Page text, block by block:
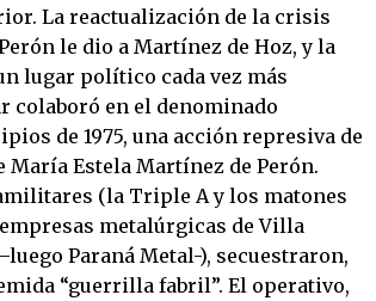
La reactualización de la crisis
le dio a Martínez de Hoz, y la
lugar político cada vez más
colaboró en el denominado
de 1975, una acción represiva de
Estela Martínez de Perón.
(la Triple A y los matones
metalúrgicas de Villa
Paraná Metal-), secuestraron,
“guerrilla fabril”. El operativo,